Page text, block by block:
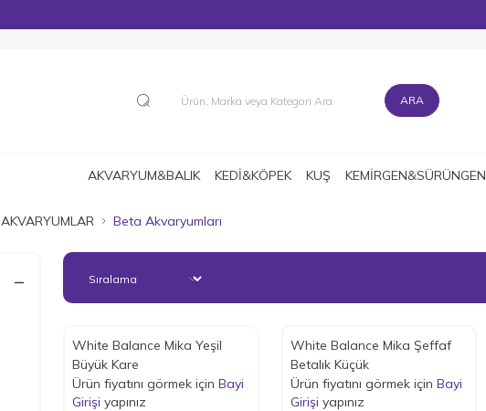
ARA
AKVARYUM&BALIK KEDİ&KÖPEK KUŞ KEMİRGEN&SÜRÜNGEN
AKVARYUMLAR Beta Akvaryumları
White Balance Mika Yeşil
Büyük Kare
Ürün fiyatını görmek için Bayi
Girişi yapınız
White Balance Mika Şeffaf
Betalık Küçük
Ürün fiyatını görmek için Bayi
Girişi yapınız